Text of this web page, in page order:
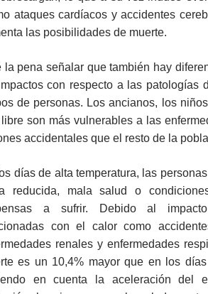
ataques cardíacos y accidentes
las posibilidades de muerte.
la pena señalar que también hay
con respecto a las patologías
de personas. Los ancianos, los
son más vulnerables a las
accidentales que el resto de la
días de alta temperatura, las
reducida, mala salud o
a sufrir. Debido al
con el calor como
renales y enfermedades
es un 10,4% mayor que en los
en cuenta la aceleración del